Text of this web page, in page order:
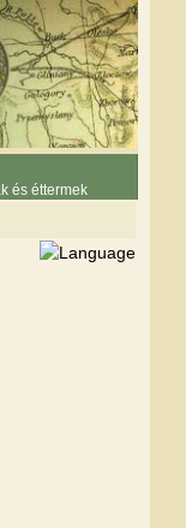
és éttermek